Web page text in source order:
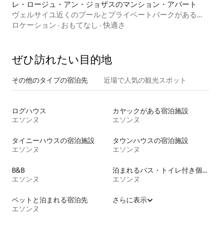
レ・ロージュ・アン・ジョザスのマンション・アパート
ヴェルサイユ近くのプールとプライベートパークがあるロ
フト
ロケーション · おもてなし ·快適さ
ぜひ訪⁠れ⁠た⁠い目⁠的⁠地
その他のタ⁠イ⁠プ⁠の宿⁠泊⁠先 近場で人気の観光スポット
ログハウス
エソンヌ
カヤックがある宿泊施設
エソンヌ
タイニーハウスの宿泊施設
エソンヌ
タウンハウスの宿泊施設
エソンヌ
B&B
エソンヌ
泊まれるバス・トイレ付き個室
エソンヌ
ペットと泊まれる宿泊先
エソンヌ
さらに表示